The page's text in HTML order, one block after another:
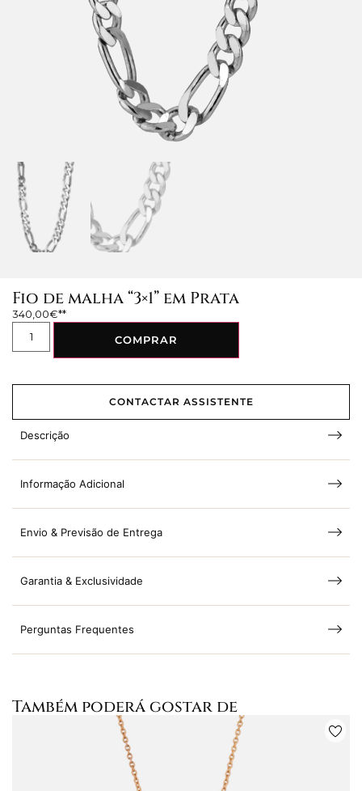
Fio de malha “3×1” em Prata
340,00€
COMPRAR
CONTACTAR ASSISTENTE
Descrição
Informação Adicional
Envio & Previsão de Entrega
Garantia & Exclusividade
Perguntas Frequentes
Também poderá gostar de